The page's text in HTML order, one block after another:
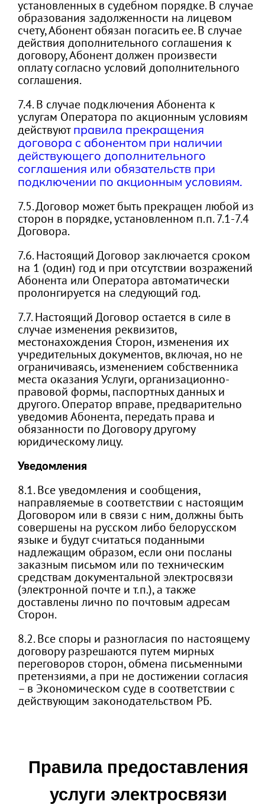
установленных в судебном порядке. В случае
образования задолженности на лицевом
счету, Абонент обязан погасить ее. В случае
действия дополнительного соглашения к
договору, Абонент должен произвести
оплату согласно условий дополнительного
соглашения.
7.4. В случае подключения Абонента к
услугам Оператора по акционным условиям
действуют правила прекращения
договора с абонентом при наличии
действующего дополнительного
соглашения или обязательств при
подключении по акционным условиям.
7.5. Договор может быть прекращен любой из
сторон в порядке, установленном п.п. 7.1-7.4
Договора.
7.6. Настоящий Договор заключается сроком
на 1 (один) год и при отсутствии возражений
Абонента или Оператора автоматически
пролонгируется на следующий год.
7.7. Настоящий Договор остается в силе в
случае изменения реквизитов,
местонахождения Сторон, изменения их
учредительных документов, включая, но не
ограничиваясь, изменением собственника
места оказания Услуги, организационно-
правовой формы, паспортных данных и
другого. Оператор вправе, предварительно
уведомив Абонента, передать права и
обязанности по Договору другому
юридическому лицу.
Уведомления
8.1. Все уведомления и сообщения,
направляемые в соответствии с настоящим
Договором или в связи с ним, должны быть
совершены на русском либо белорусском
языке и будут считаться поданными
надлежащим образом, если они посланы
заказным письмом или по техническим
средствам документальной электросвязи
(электронной почте и т.п.), а также
доставлены лично по почтовым адресам
Сторон.
8.2. Все споры и разногласия по настоящему
договору разрешаются путем мирных
переговоров сторон, обмена письменными
претензиями, а при не достижении согласия
– в Экономическом суде в соответствии с
действующим законодательством РБ.
Правила предоставления
услуги электросвязи